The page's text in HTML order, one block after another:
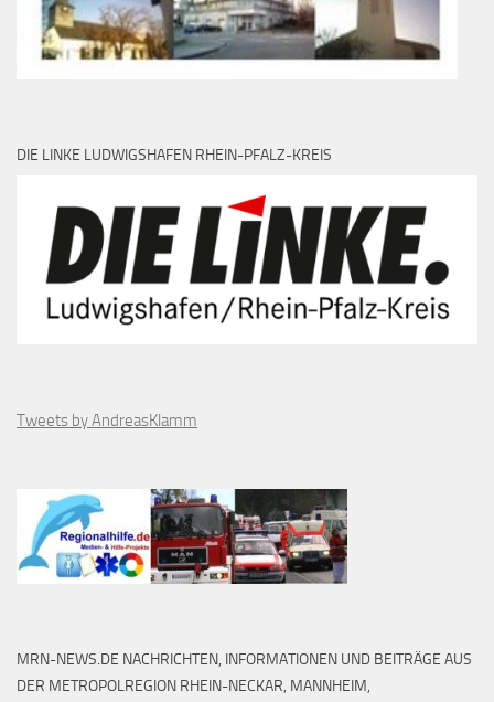
DIE LINKE LUDWIGSHAFEN RHEIN-PFALZ-KREIS
Tweets by AndreasKlamm
MRN-NEWS.DE NACHRICHTEN, INFORMATIONEN UND BEITRÄGE AUS
DER METROPOLREGION RHEIN-NECKAR, MANNHEIM,